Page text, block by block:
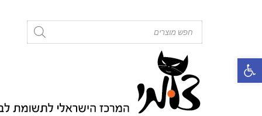
פתח סרגל נגישות